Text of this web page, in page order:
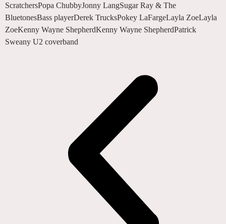
ScratchersPopa ChubbyJonny LangSugar Ray & The
BluetonesBass playerDerek TrucksPokey LaFargeLayla ZoeLayla
ZoeKenny Wayne ShepherdKenny Wayne ShepherdPatrick
Sweany U2 coverband